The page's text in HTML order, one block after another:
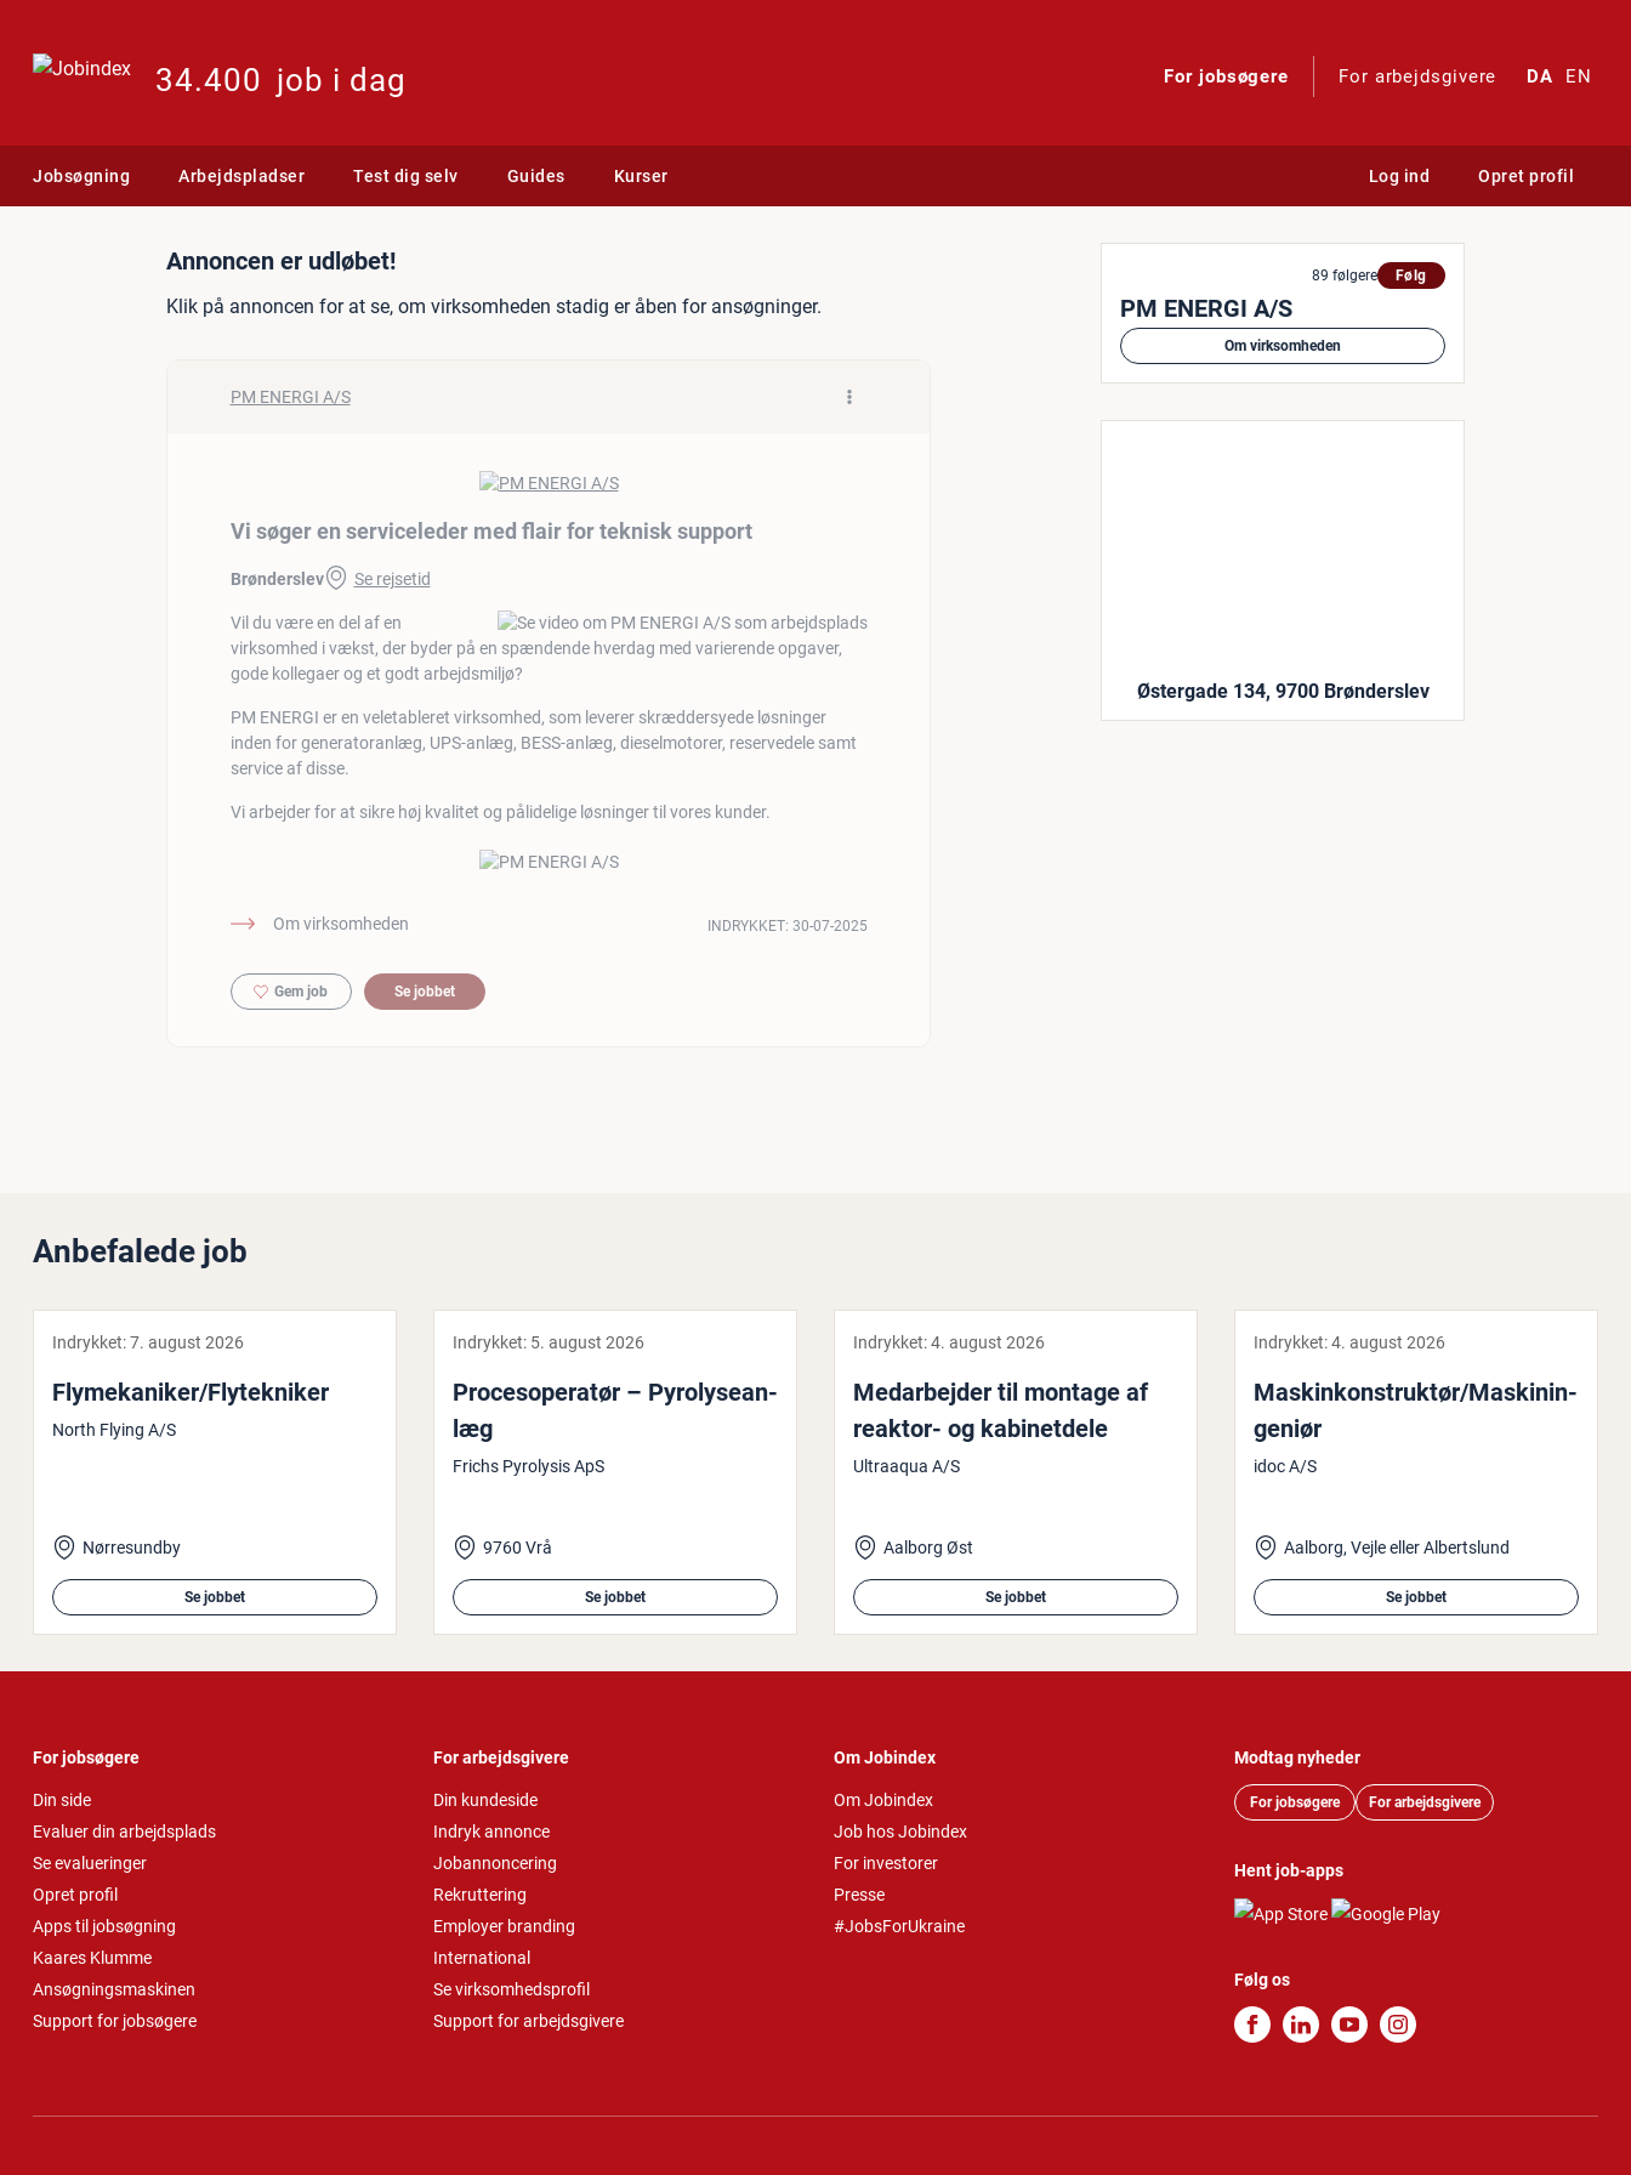
34.400 job i dag For jobsøgere For arbejdsgivere DA EN
Jobsøgning Arbejdspladser Test dig selv Guides Kurser Log ind Opret profil
Jobannonce: Vi søger en serviceleder med flair for teknisk support
Annoncen er udløbet!
Klik på annoncen for at se, om virksomheden stadig er åben for ansøgninger.
PM ENERGI A/S
Vi søger en serviceleder med flair for teknisk support
Brønderslev Se rejsetid
Vil du være en del af en
virksomhed i vækst, der byder på en spændende hverdag med varierende opgaver,
gode kollegaer og et godt arbejdsmiljø?
PM ENERGI er en veletableret virksomhed, som leverer skræddersyede løsninger
inden for generatoranlæg, UPS-anlæg, BESS-anlæg, dieselmotorer, reservedele samt
service af disse.
Vi arbejder for at sikre høj kvalitet og pålidelige løsninger til vores kunder.
Om virksomheden INDRYKKET: 30-07-2025
Gem job Se jobbet
89 følgere Følg
PM ENERGI A/S
Om virksomheden
Østergade 134, 9700 Brønderslev
Anbefalede job
Indrykket:7. august 2026
Fly­me­ka­ni­ker/Fly­tek­ni­ker
North Flying A/S
Nørresundby
Se jobbet
Indrykket: 5. august 2026
Pro­ces­o­pe­ra­tør – Pyro­ly­se­an­
læg
Frichs Pyrolysis ApS
9760 Vrå
Se jobbet
Indrykket:4. august 2026
Me­d­ar­bej­der til montage af
reaktor- og ka­bi­net­de­le
Ultraaqua A/S
Aalborg Øst
Se jobbet
Indrykket:4. august 2026
Ma­skin­kon­struk­tør/Ma­ski­nin­
ge­ni­ør
idoc A/S
Aalborg, Vejle eller Albertslund
Se jobbet
For jobsøgere
Din side
Evaluer din arbejdsplads
Se evalueringer
Opret profil
Apps til jobsøgning
Kaares Klumme
Ansøgningsmaskinen
Support for jobsøgere
For arbejdsgivere
Din kundeside
Indryk annonce
Jobannoncering
Rekruttering
Employer branding
International
Se virksomhedsprofil
Support for arbejdsgivere
Om Jobindex
Om Jobindex
Job hos Jobindex
For investorer
Presse
#JobsForUkraine
Modtag nyheder
For jobsøgere For arbejdsgivere
Hent job-apps
Følg os